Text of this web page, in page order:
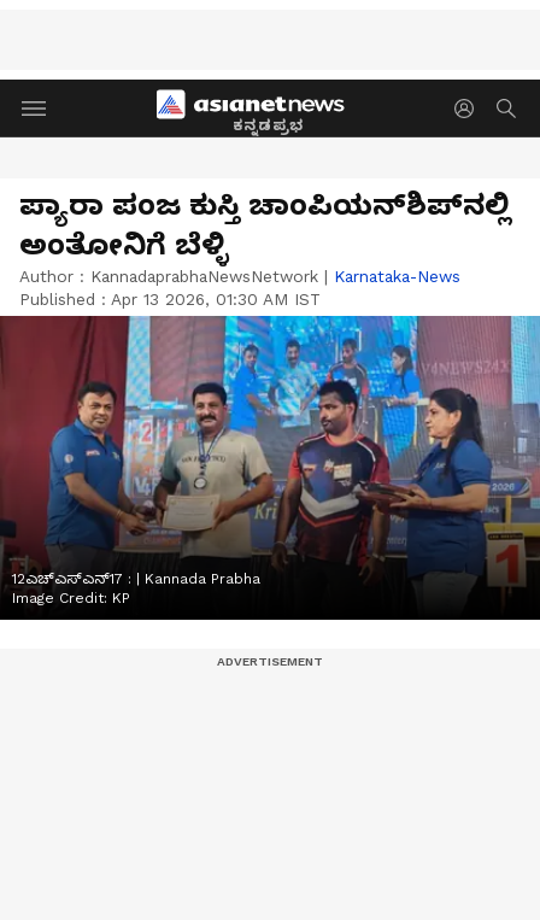
ಕನ್ನಡಪ್ರಭ
ಪ್ಯಾರಾ ಪಂಜ ಕುಸ್ತಿ ಚಾಂಪಿಯನ್‌ಶಿಪ್‌ನಲ್ಲಿ
ಅಂತೋನಿಗೆ ಬೆಳ್ಳಿ
Author : KannadaprabhaNewsNetwork | Karnataka-News
Published : Apr 13 2026, 01:30 AM IST
12ಎಚ್ಎಸ್ಎನ್17 : | Kannada Prabha
Image Credit: KP